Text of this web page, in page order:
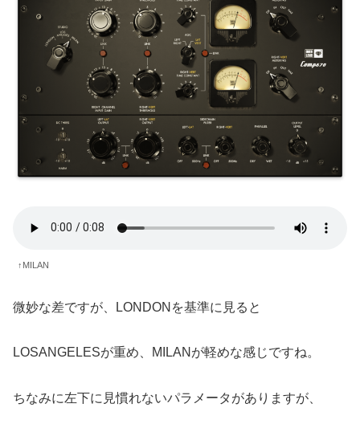
↑MILAN
微妙な差ですが、LONDONを基準に見ると
LOSANGELESが重め、MILANが軽めな感じですね。
ちなみに左下に見慣れないパラメータがありますが、